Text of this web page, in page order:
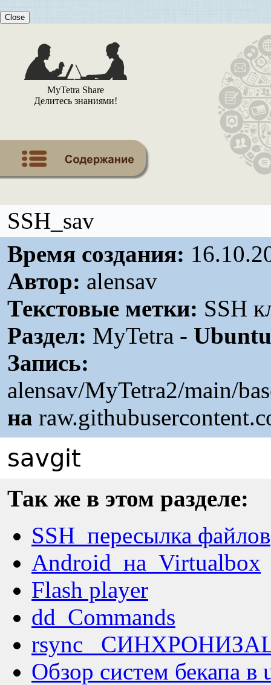
Close
MyTetra Share
Делитесь знаниями!
SSH_sav
Время создания:
Автор: alensav
Текстовые метки: SSH
Раздел: MyTetra -
Запись:
alensav/MyTetra2/main/
на
savgit
Так же в этом разделе:
SSH_пересылка файлов
Android_на_Virtualbox
Flash player
dd_Commands
rsync
Обзор систем бекапа в